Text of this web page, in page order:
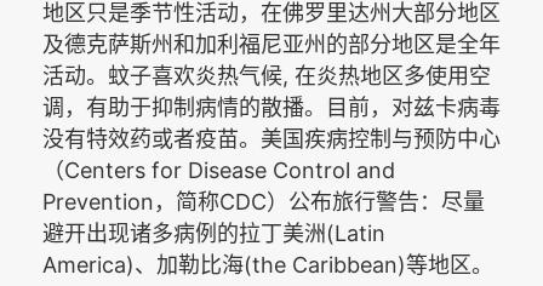
地区只是季节性活动，在佛罗里达州大部分地区
及德克萨斯州和加利福尼亚州的部分地区是全年
活动。蚊子喜欢炎热气候, 在炎热地区多使用空
调，有助于抑制病情的散播。目前，对兹卡病毒
没有特效药或者疫苗。美国疾病控制与预防中心
（Centers for Disease Control and
Prevention ，简称CDC）公布旅行警告：尽量
避开出现诸多病例的拉丁美洲 (Latin
America)、加勒比海(the Caribbean)等地区。